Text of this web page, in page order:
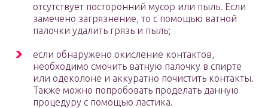
отсутствует посторонний мусор или пыль. Если
замечено загрязнение, то с помощью ватной
палочки удалить грязь и пыль;
если обнаружено окисление контактов,
необходимо смочить ватную палочку в спирте
или одеколоне и аккуратно почистить контакты.
Также можно попробовать проделать данную
процедуру с помощью ластика.